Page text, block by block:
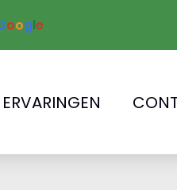
oogle
ERVARINGEN